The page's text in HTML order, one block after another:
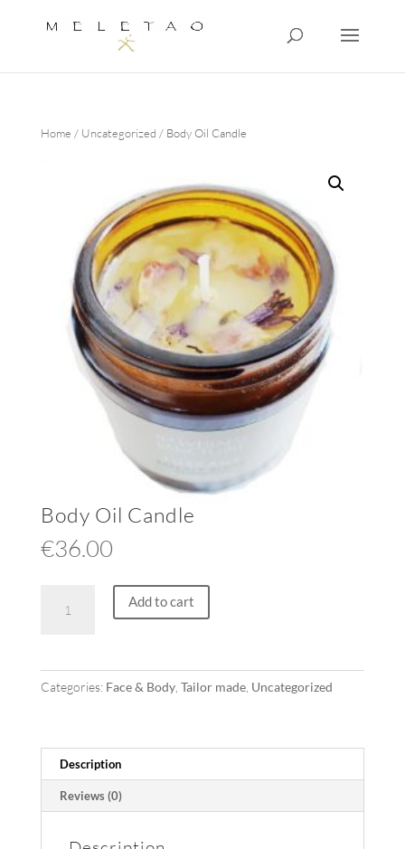
Home / Uncategorized / Body Oil Candle
Body Oil Candle
€36.00
Add to cart
Categories: Face & Body, Tailor made, Uncategorized
Description
Reviews (0)